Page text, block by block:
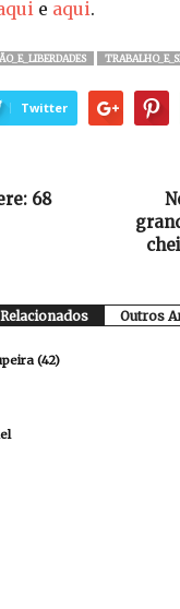
e aqui.
Twitter
68
Outros
(42)